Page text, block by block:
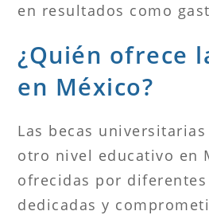
en resultados como
¿Quién ofrece
en México?
Las becas
otro nivel educativo en
ofrecidas por
dedicadas y